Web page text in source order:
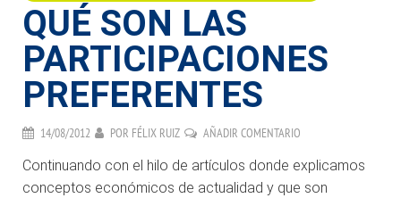
QUÉ SON LAS
PARTICIPACIONES
PREFERENTES
14/08/2012 POR FÉLIX RUIZ AÑADIR COMENTARIO
Continuando con el hilo de artículos donde explicamos
conceptos económicos de actualidad y que son